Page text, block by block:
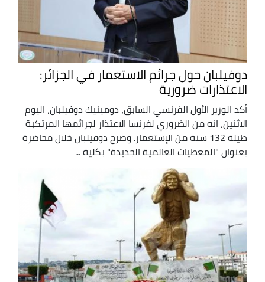
دوفيلبان حول جرائم الاستعمار في الجزائر:
الاعتذارات ضرورية
أكد الوزير الأول الفرنسي السابق، دومينيك دوفيلبان، اليوم
الاثنين، انه من الضروري لفرنسا الاعتذار لجرائمها المرتكبة
طيلة 132 سنة من الإستعمار. وصرح دوفيلبان خلال محاضرة
بعنوان "المعطيات العالمية الجديدة" بكلية ...